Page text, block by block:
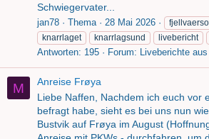
Schwiegervater...
jan78 Thema 28 Mai 2026
knarrlaget
knarrlagsund livebericht
Antworten: 195 Forum: Liveberichte
M
Anreise Frøya
Liebe Naffen, Nachdem ich euch vor
befragt habe, sieht es bei uns nun
Bustvik auf Frøya im August